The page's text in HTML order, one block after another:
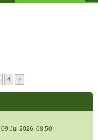
4
09 Jul 2026, 08:50